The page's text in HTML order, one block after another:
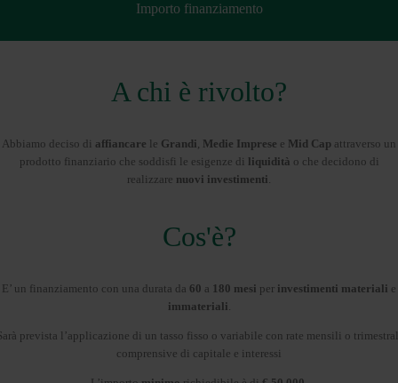
Importo finanziamento
A chi è rivolto?
Abbiamo deciso di affiancare le Grandi, Medie Imprese e Mid Cap attraverso un
prodotto finanziario che soddisfi le esigenze di liquidità o che decidono di
realizzare nuovi investimenti.
Cos'è?
E’ un finanziamento con una durata da 60 a 180 mesi per investimenti materiali e
immateriali.
prevista l’applicazione di un tasso fisso o variabile con rate mensili o
comprensive di capitale e interessi